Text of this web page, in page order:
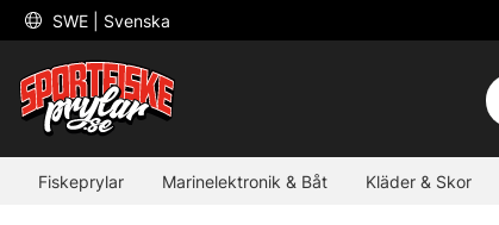
SWE | Svenska
Fiskeprylar Marinelektronik & Båt Kläder & Skor